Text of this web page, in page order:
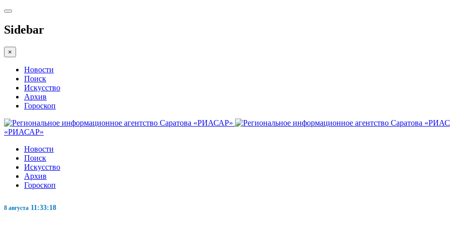
Sidebar
×
Новости
Поиск
Искусство
Архив
Гороскоп
«РИАСАР»
Новости
Поиск
Искусство
Архив
Гороскоп
8 августа 11:33:19